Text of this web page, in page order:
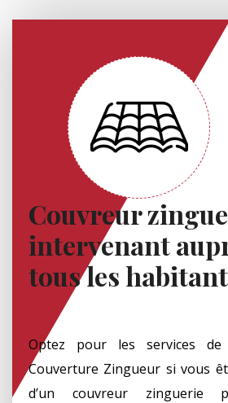
Couvreur
intervenant
tous les
Optez pour les services de
Couverture Zingueur si vous
d’un couvreur zinguerie